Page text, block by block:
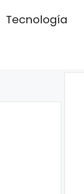
Tecnología